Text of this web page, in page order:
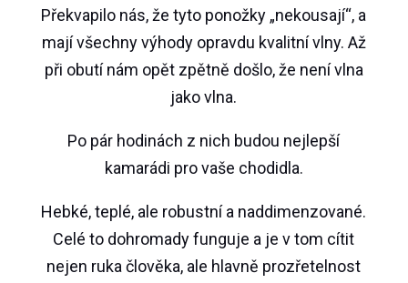
Překvapilo nás, že tyto ponožky „nekousají“, a
mají všechny výhody opravdu kvalitní vlny. Až
při obutí nám opět zpětně došlo, že není vlna
jako vlna.
Po pár hodinách z nich budou nejlepší
kamarádi pro vaše chodidla.
Hebké, teplé, ale robustní a naddimenzované.
Celé to dohromady funguje a je v tom cítit
nejen ruka člověka, ale hlavně prozřetelnost